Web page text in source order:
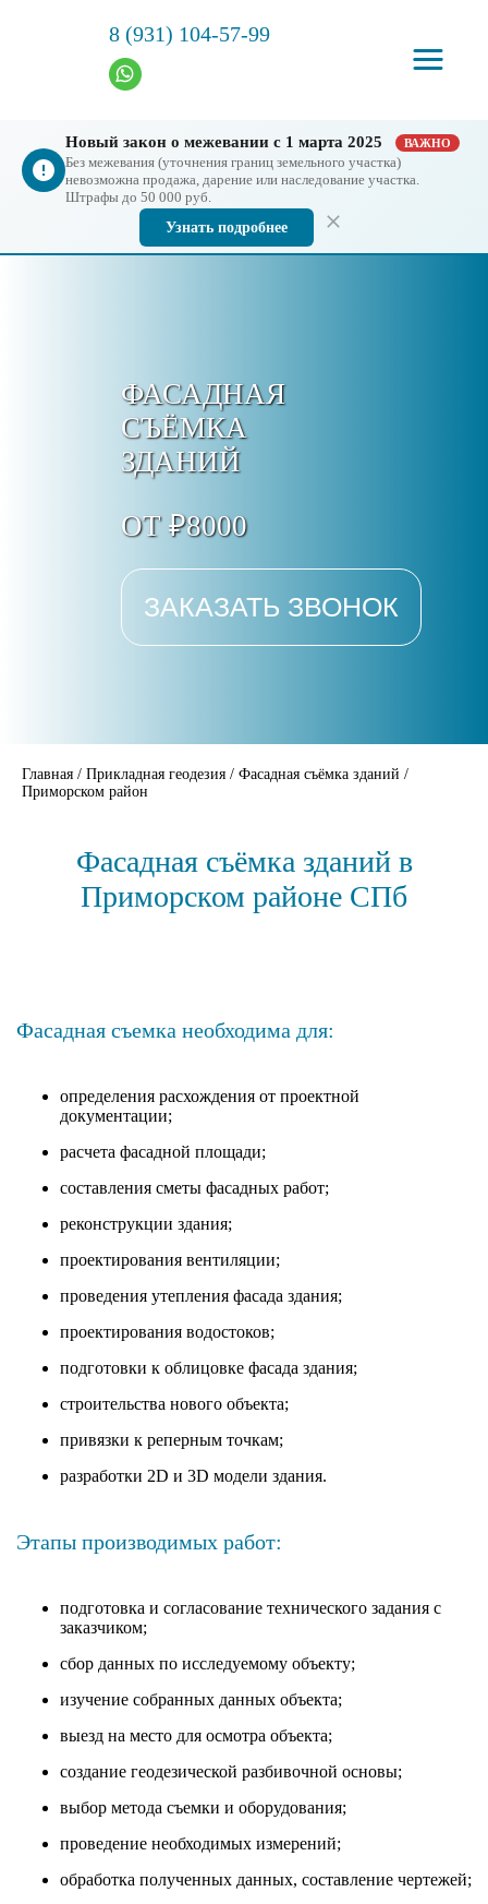
8 (931) 104-57-99
Новый закон о межевании с 1 марта 2025 ВАЖНО
Без межевания (уточнения границ земельного участка)
невозможна продажа, дарение или наследование участка.
Штрафы до 50 000 руб.
Узнать подробнее
ФАСАДНАЯ
СЪЁМКА
ЗДАНИЙ
ОТ ₽8000
ЗАКАЗАТЬ ЗВОНОК
Главная / Прикладная геодезия / Фасадная съёмка зданий /
Приморском район
Фасадная съёмка зданий в
Приморском районе СПб
Фасадная съемка необходима для:
определения расхождения от проектной
документации;
расчета фасадной площади;
составления сметы фасадных работ;
реконструкции здания;
проектирования вентиляции;
проведения утепления фасада здания;
проектирования водостоков;
подготовки к облицовке фасада здания;
строительства нового объекта;
привязки к реперным точкам;
разработки 2D и 3D модели здания.
Этапы производимых работ:
подготовка и согласование технического задания с
заказчиком;
сбор данных по исследуемому объекту;
изучение собранных данных объекта;
выезд на место для осмотра объекта;
создание геодезической разбивочной основы;
выбор метода съемки и оборудования;
проведение необходимых измерений;
обработка полученных данных, составление чертежей;